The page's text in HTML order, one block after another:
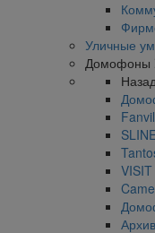
Уличные
Домофоны
Fanvil
VISIT
Архив